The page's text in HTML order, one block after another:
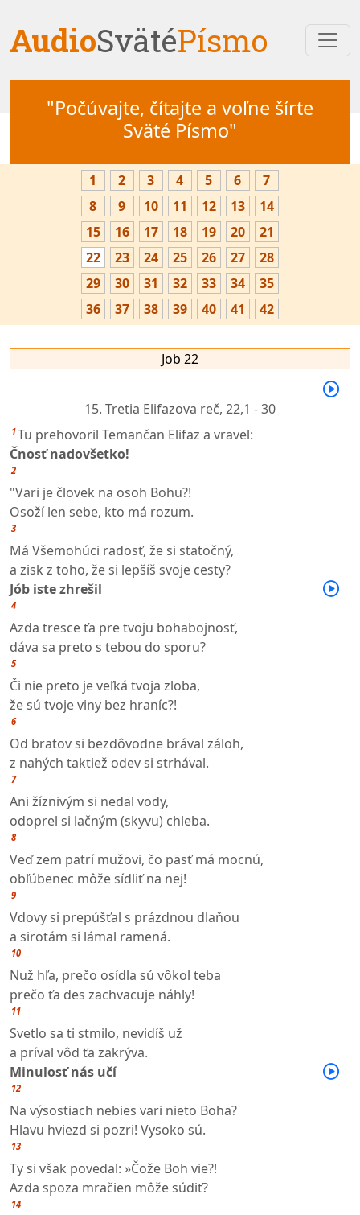
AudioSvätéPísmo
"Počúvajte, čítajte a voľne šírte
Sväté Písmo"
1 2 3 4 5 6
7
8
9 10 11 12 13
14
15
16 17 18 19 20
21
22
23 24 25 26 27
28
29
30 31 32 33 34
35
36
37 38 39 40 41 42
Job 22
15. Tretia Elifazova reč, 22,1 - 30
1Tu prehovoril Temančan Elifaz a vravel:
Čnosť nadovšetko!
2
"Vari je človek na osoh Bohu?!
Osoží len sebe, kto má rozum.
3
Má Všemohúci radosť, že si statočný,
a zisk z toho, že si lepšíš svoje cesty?
Jób iste zhrešil
4
Azda tresce ťa pre tvoju bohabojnosť,
dáva sa preto s tebou do sporu?
5
Či nie preto je veľká tvoja zloba,
že sú tvoje viny bez hraníc?!
6
Od bratov si bezdôvodne brával záloh,
z nahých taktiež odev si strhával.
7
Ani žíznivým si nedal vody,
odoprel si lačným (skyvu) chleba.
8
Veď zem patrí mužovi, čo päsť má mocnú,
obľúbenec môže sídliť na nej!
9
Vdovy si prepúšťal s prázdnou dlaňou
a sirotám si lámal ramená.
10
Nuž hľa, prečo osídla sú vôkol teba
prečo ťa des zachvacuje náhly!
11
Svetlo sa ti stmilo, nevidíš už
a príval vôd ťa zakrýva.
Minulosť nás učí
12
Na výsostiach nebies vari nieto Boha?
Hlavu hviezd si pozri! Vysoko sú.
13
Ty si však povedal: »Čože Boh vie?!
Azda spoza mračien môže súdiť?
14